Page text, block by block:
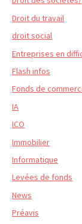
Droit du travail
droit social
Entreprises en
Flash infos
Fonds de
IA
ICO
Immobilier
Informatique
Levées de fonds
News
Préavis